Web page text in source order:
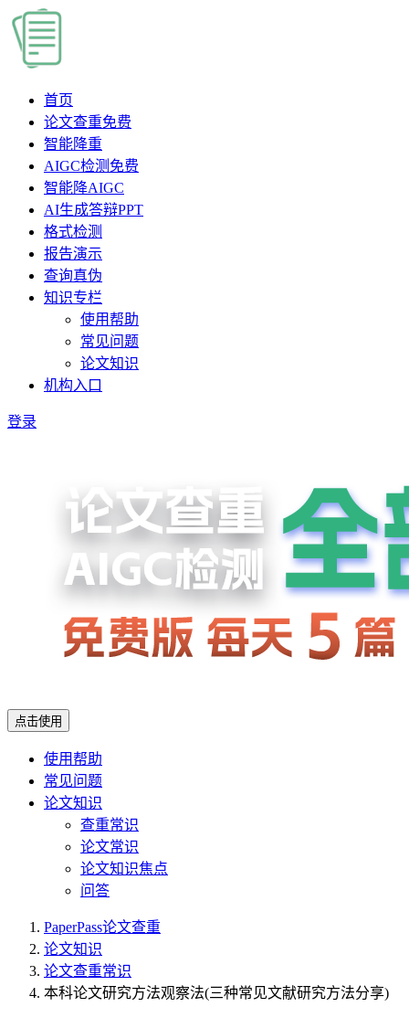
首页
论文查重免费
智能降重
AIGC检测 免费
智能降AIGC
AI生成答辩PPT
格式检测
报告演示
查询真伪
知识专栏
使用帮助
常见问题
论文知识
机构入口
登录
点击使用
使用帮助
常见问题
论文知识
查重常识
论文常识
论文知识焦点
问答
PaperPass论文查重
论文知识
论文查重常识
本科论文研究方法观察法(三种常见文献研究方法分享)